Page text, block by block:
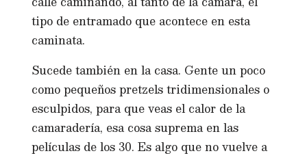
tipo de entramado que acontece en esta
caminata.
Sucede también en la casa. Gente un poco
como pequeños pretzels tridimensionales o
esculpidos, para que veas el calor de la
camaradería, esa cosa suprema en las
películas de los 30. Es algo que no vuelve a